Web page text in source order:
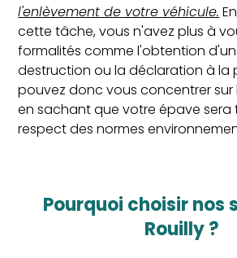
l'enlèvement de votre véhicule.
cette tâche, vous n'avez plus à
formalités comme l'obtention
destruction ou la déclaration à la
pouvez donc vous concentrer sur
en sachant que votre épave sera
respect des normes
Pourquoi choisir nos services à
Rouilly ?